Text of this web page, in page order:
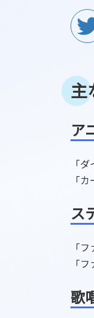
ア
イ
コ
ン
主
ア
「
「
ス
「
「
歌